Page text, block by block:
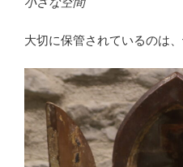
大切に保管されているのは、